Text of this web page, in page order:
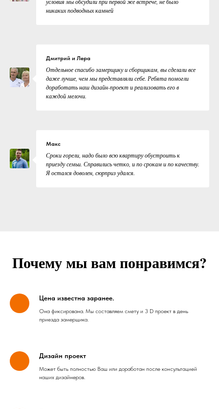
никаких подводных камней
Дмитрий и Лера
Отдельное спасибо замерщику и сборщикам, вы сделали все
даже лучше, чем мы представляли себе. Ребята помогли
доработать наш дизайн-проект и реализовать его в
каждой мелочи.
Макс
Сроки горели, надо было всю квартиру обустроить к
приезду семьи. Справились четко, и по срокам и по качеству.
Я остался доволен, сюрприз удался.
Почему мы вам понравимся?
Цена известна заранее.
Она фиксирована. Мы составляем смету и 3 D проект в день
приезда замерщика.
Дизайн проект
Может быть полностью Ваш или доработан после консультацией
наших дизайнеров.